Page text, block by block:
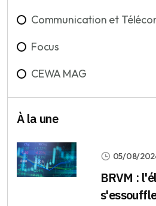
Communication et
Focus
CEWA MAG
À la une
05/08/
BRVM :